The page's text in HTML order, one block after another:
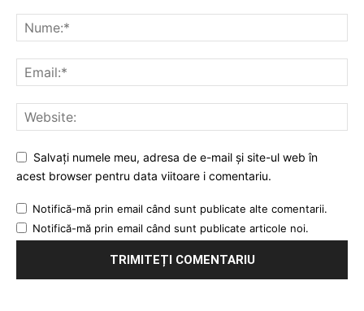
Salvați numele meu, adresa de e-mail și site-ul web în
acest browser pentru data viitoare i comentariu.
Notifică-mă prin email când sunt publicate alte comentarii.
Notifică-mă prin email când sunt publicate articole noi.